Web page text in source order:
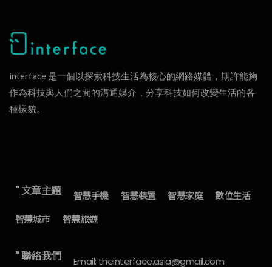
interface 是一個以探索科技生活為核心的網路媒體，期許能夠
作為科技與人們之間的溝通媒介，分享科技如何改變生活的各
種樣貌。
" 文章主題 智慧手機 智慧裝置 智慧家庭
數位生活
智慧城市
智慧旅遊
" 聯絡我們 Email: theinterface.asia@gmail.com